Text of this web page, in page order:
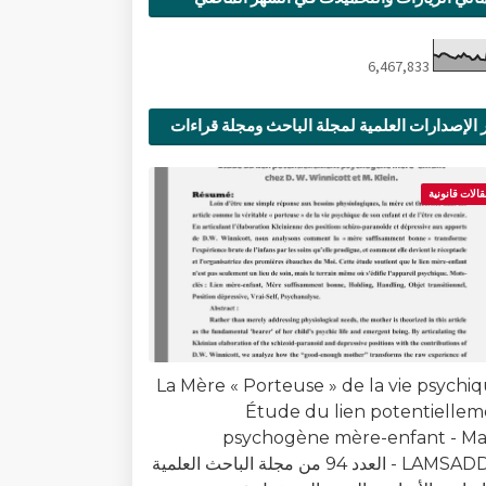
6,467,833
الإصدارات العلمية لمجلة الباحث ومجلة قراءات
قانونية
La Mère « Porteuse » de la vie
Étude du lien
psychogène mère-enfant -
LAMSADDAK - العدد 94 من مجلة الباحث العلمية